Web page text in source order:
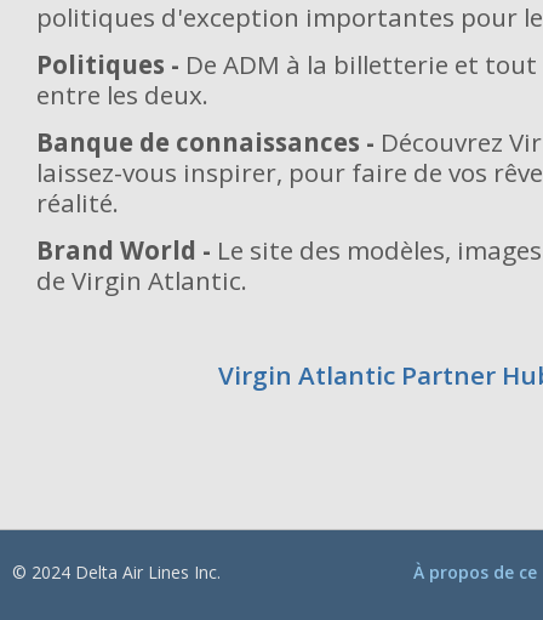
politiques d'exception importantes pour
Politiques - De ADM à la billetterie et
entre les deux.
Banque de connaissances - Découvrez
laissez-vous inspirer, pour faire de vos
réalité.
Brand World - Le site des modèles,
de Virgin Atlantic.
Virgin Atlantic Partner
© 2024 Delta Air Lines Inc. À propos de